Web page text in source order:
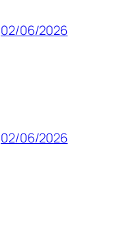
02/06/2026
02/06/2026